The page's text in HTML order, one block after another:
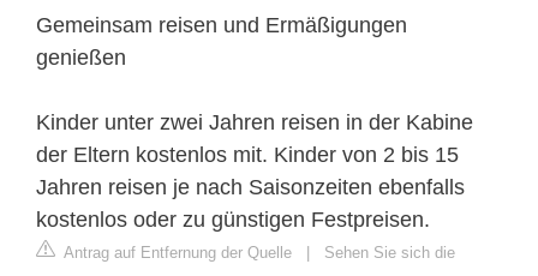
Gemeinsam reisen und Ermäßigungen
genießen
Kinder unter zwei Jahren reisen in der Kabine
der Eltern kostenlos mit. Kinder von 2 bis 15
Jahren reisen je nach Saisonzeiten ebenfalls
kostenlos oder zu günstigen Festpreisen.
Antrag auf Entfernung der Quelle | Sehen Sie sich die